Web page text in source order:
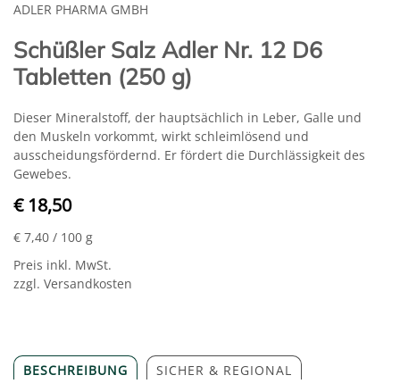
ADLER PHARMA GMBH
Schüßler Salz Adler Nr. 12 D6
Tabletten (250 g)
Dieser Mineralstoff, der hauptsächlich in Leber, Galle und
den Muskeln vorkommt, wirkt schleimlösend und
ausscheidungsfördernd. Er fördert die Durchlässigkeit des
Gewebes.
€ 18,50
€ 7,40 / 100 g
Preis inkl. MwSt.
zzgl. Versandkosten
BESCHREIBUNG SICHER & REGIONAL